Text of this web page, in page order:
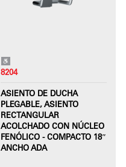
8204
ASIENTO DE DUCHA
PLEGABLE, ASIENTO
RECTANGULAR
ACOLCHADO CON NÚCLEO
FENÓLICO - COMPACTO 18″
ANCHO ADA